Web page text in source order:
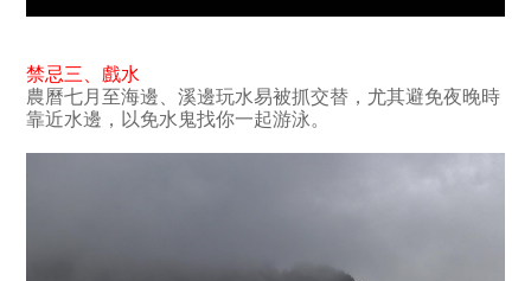
禁忌三
戲水
農曆七月至海邊、溪邊玩水易被抓交替，尤其避免夜晚時
靠近水邊，以免水鬼找你一起游泳。